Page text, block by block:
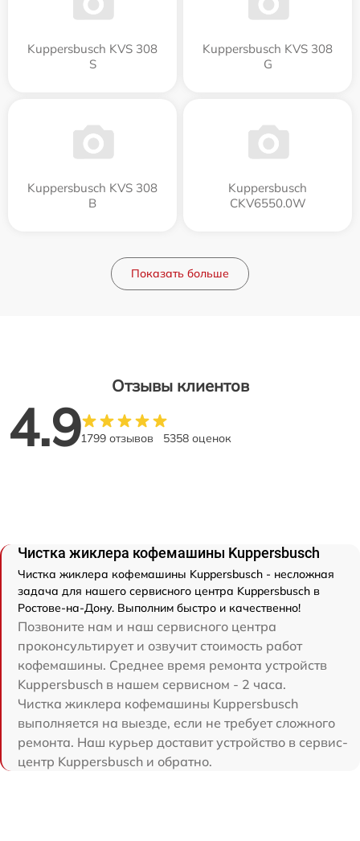
Kuppersbusch KVS 308
S
Kuppersbusch KVS 308
G
Kuppersbusch KVS 308
B
Kuppersbusch
CKV6550.0W
Показать больше
Отзывы клиентов
4.91799 отзывов 5358 оценок
Чистка жиклера кофемашины Kuppersbusch
Чистка жиклера кофемашины Kuppersbusch - несложная
задача для нашего сервисного центра Kuppersbusch в
Ростове-на-Дону. Выполним быстро и качественно!
Позвоните нам и наш сервисного центра
проконсультирует и озвучит стоимость работ
кофемашины. Среднее время ремонта устройств
Kuppersbusch в нашем сервисном - 2 часа.
Чистка жиклера кофемашины Kuppersbusch
выполняется на выезде, если не требует сложного
ремонта. Наш курьер доставит устройство в сервис-
центр Kuppersbusch и обратно.